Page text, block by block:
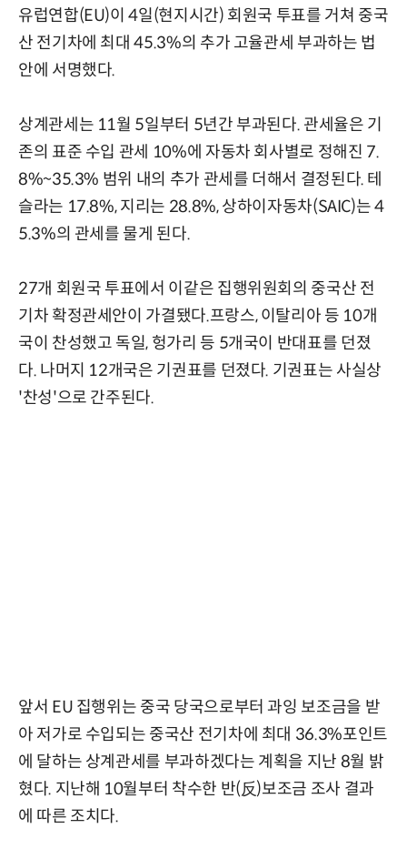
유럽연합(EU)이 4일(현지시간) 회원국 투표를 거쳐 중국
산 전기차에 최대 45.3%의 추가 고율관세 부과하는 법
안에 서명했다.
상계관세는 11월 5일부터 5년간 부과된다. 관세율은 기
존의 표준 수입 관세 10%에 자동차 회사별로 정해진 7.
8%~35.3% 범위 내의 추가 관세를 더해서 결정된다. 테
슬라는 17.8%, 지리는 28.8%, 상하이자동차(SAIC)는 4
5.3%의 관세를 물게 된다.
27개 회원국 투표에서 이같은 집행위원회의 중국산 전
기차 확정관세안이 가결됐다.프랑스, 이탈리아 등 10개
국이 찬성했고 독일, 헝가리 등 5개국이 반대표를 던졌
다. 나머지 12개국은 기권표를 던졌다. 기권표는 사실상
'찬성'으로 간주된다.
앞서 EU 집행위는 중국 당국으로부터 과잉 보조금을 받
아 저가로 수입되는 중국산 전기차에 최대 36.3%포인트
에 달하는 상계관세를 부과하겠다는 계획을 지난 8월 밝
혔다. 지난해 10월부터 착수한 반(反)보조금 조사 결과
에 따른 조치다.